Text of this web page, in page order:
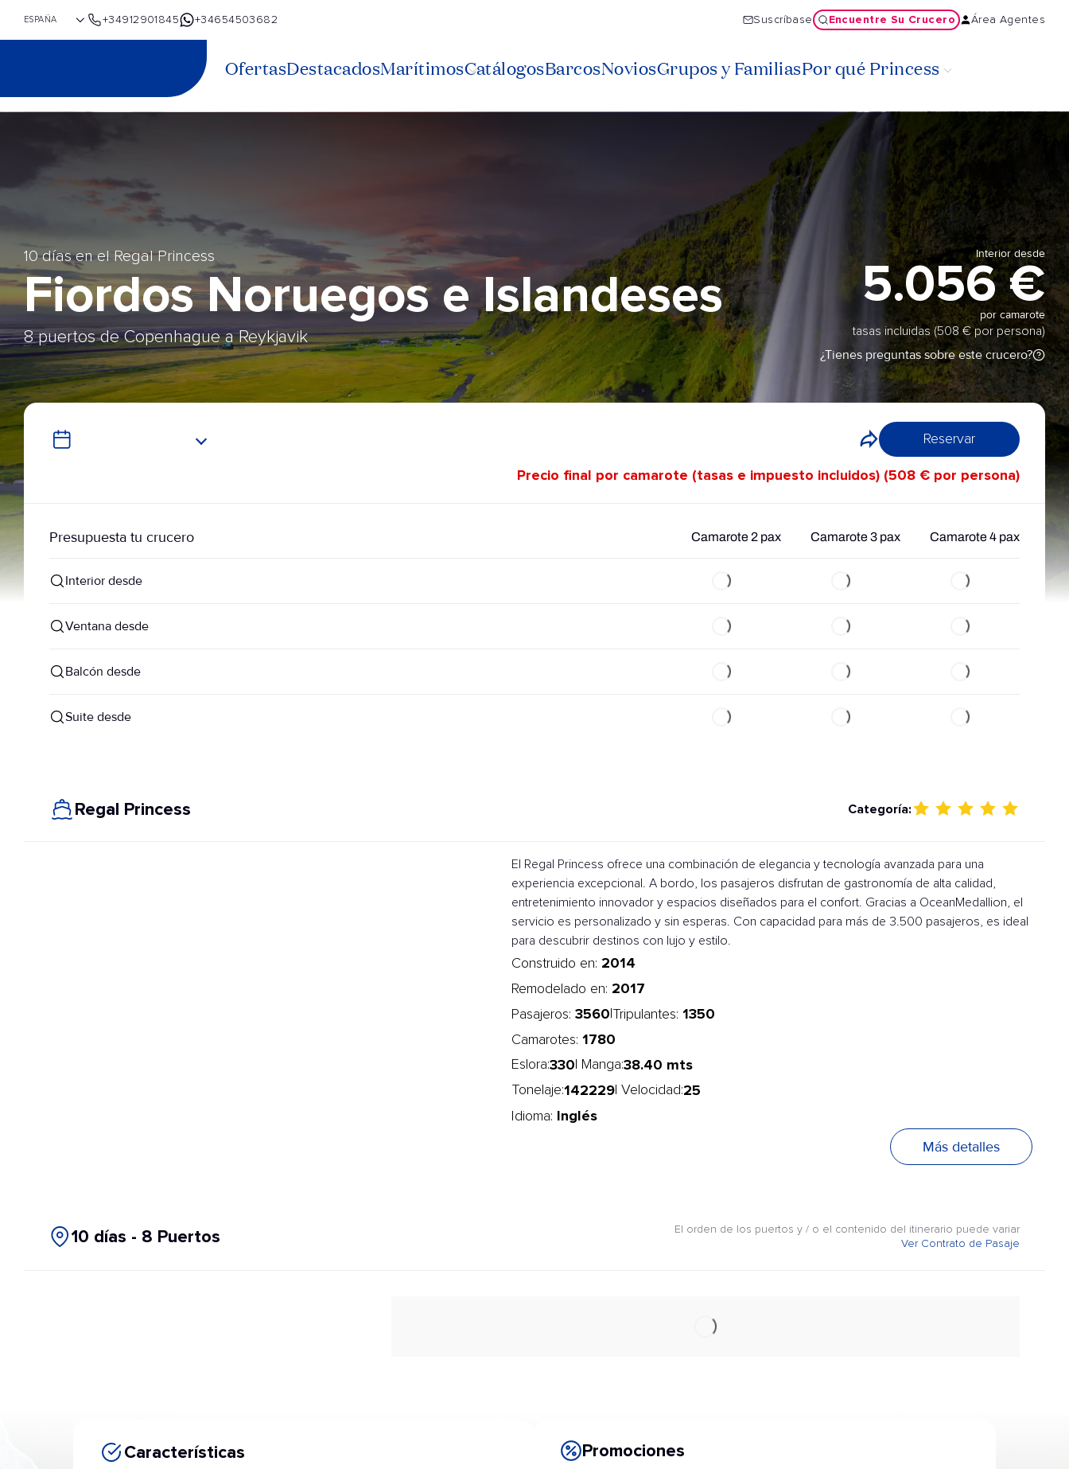
+34912901845 +34654503682 Suscríbase Encuentre Su Crucero Área Agentes
OfertasDestacadosMarítimosCatálogosBarcosNoviosGrupos y FamiliasPor qué Princess
10 días en el Regal Princess
Fiordos Noruegos e Islandeses
8 puertos de Copenhague a Reykjavik
Interior desde
5.056 €
por camarote
tasas incluidas (508 € por persona)
¿Tienes preguntas sobre este crucero?
Reservar
Precio final por camarote (tasas e impuesto incluidos) (508 € por persona)
Presupuesta tu crucero Camarote 2 pax Camarote 3 pax Camarote 4 pax
Interior desde
Ventana desde
Balcón desde
Suite desde
Regal Princess Categoría:
El Regal Princess ofrece una combinación de elegancia y tecnología avanzada para una
experiencia excepcional. A bordo, los pasajeros disfrutan de gastronomía de alta calidad,
entretenimiento innovador y espacios diseñados para el confort. Gracias a OceanMedallion, el
servicio es personalizado y sin esperas. Con capacidad para más de 3.500 pasajeros, es ideal
para descubrir destinos con lujo y estilo.
Construido en: 2014
Remodelado en: 2017
Pasajeros: 3560 Tripulantes: 1350
Camarotes: 1780
Eslora:330 | Manga:38.40 mts
Tonelaje:142229 | Velocidad:25
Idioma: Inglés
Más detalles
10 días - 8 Puertos
El orden de los puertos y / o el contenido del itinerario puede variar
Ver Contrato de Pasaje
Características Promociones